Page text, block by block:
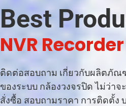
Best
|
ติดต่อสอบถาม เกี่ยวกับผลิตภัณ
ของระบบ กล้องวงจรปิด ไม่ว่าจ
สั่งซื้อ สอบถามราคา การติดตั้ง